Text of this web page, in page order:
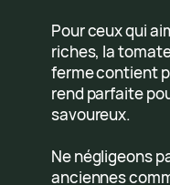
Pour ceux qui
riches, la
ferme contient
rend parfaite
savoureux.
Ne négligeons
anciennes